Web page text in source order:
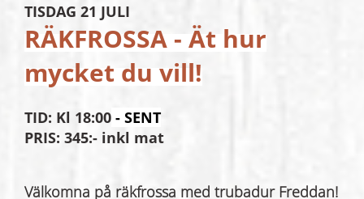
TISDAG 21 JULI
RÄKFROSSA - Ät hur
mycket du vill!
TID: Kl 18:00 - SENT
PRIS: 345:- inkl mat
Välkomna på räkfrossa med trubadur Freddan!